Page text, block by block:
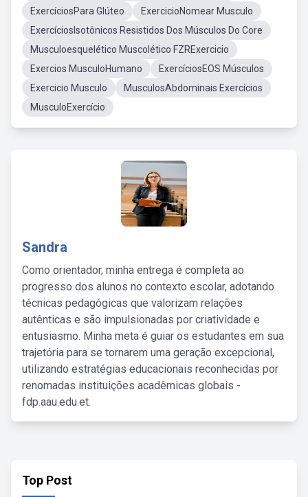
ExercíciosPara Glúteo
ExercicioNomear Musculo
ExercíciosIsotônicos Resistidos Dos Músculos Do Core
Musculoesquelético Muscolético FZRExercicio
Exercios MusculoHumano
ExercíciosEOS Músculos
Exercicio Musculo
MusculosAbdominais Exercícios
MusculoExercício
Sandra
Como orientador, minha entrega é completa ao
progresso dos alunos no contexto escolar, adotando
técnicas pedagógicas que valorizam relações
autênticas e são impulsionadas por criatividade e
entusiasmo. Minha meta é guiar os estudantes em sua
trajetória para se tornarem uma geração excepcional,
utilizando estratégias educacionais reconhecidas por
renomadas instituições acadêmicas globais -
fdp.aau.edu.et.
Top Post